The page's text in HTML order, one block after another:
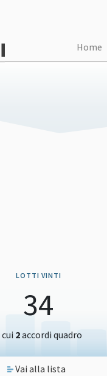
Home
LOTTI VINTI
34
2accordi quadro
Vai alla lista